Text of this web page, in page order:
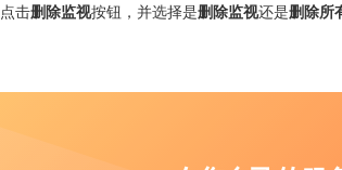
点击删除监视按钮，并选择是删除监视还是删除所